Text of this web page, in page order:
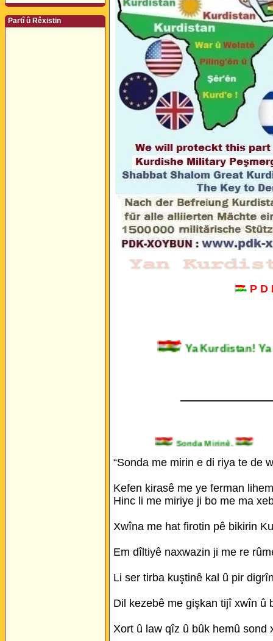
Partî û Rêxistin
P D
Ya Kurdistan!
Sonda Mirinê.
“Sonda me mirin e di riya te de
Kefen kirasê me ye ferman
Hinc li me miriye ji bo me ma
Xwîna me hat firotin pê bikirin
Em dîltiyê naxwazin ji me re
Li ser tirba kuştinê kal û pir
Dil kezebê me gişkan tijî xwîn û
Xort û law qîz û bûk hemû sond